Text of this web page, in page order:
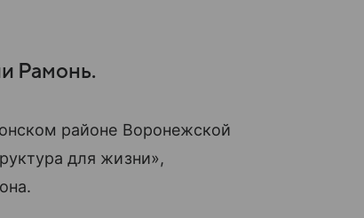
Рамонь.
районе Воронежской
для жизни»,